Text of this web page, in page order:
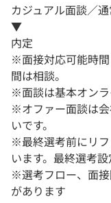
カジュアル面談／
▼
内定
※面接対応可能時
間は相談。
※面談は基本オンラ
※オファー面談は
いです。
※最終選考前にリ
います。最終選考
※選考フロー、面
があります